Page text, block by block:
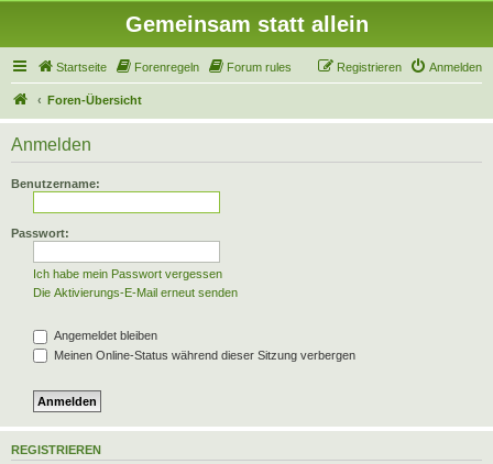
Gemeinsam statt allein
Startseite Forenregeln Forum rules Anmelden
Registrieren
Foren-Übersicht
Anmelden
Benutzername:
Passwort:
Ich habe mein Passwort vergessen
Die Aktivierungs-E-Mail erneut senden
Angemeldet bleiben
Meinen Online-Status während dieser Sitzung verbergen
REGISTRIEREN